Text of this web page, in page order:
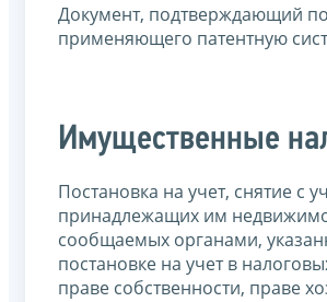
Документ, подтверждающий
применяющего патентную
Имущественные
Постановка на учет, снятие с
принадлежащих им
сообщаемых органами,
постановке на учет в
праве собственности, праве